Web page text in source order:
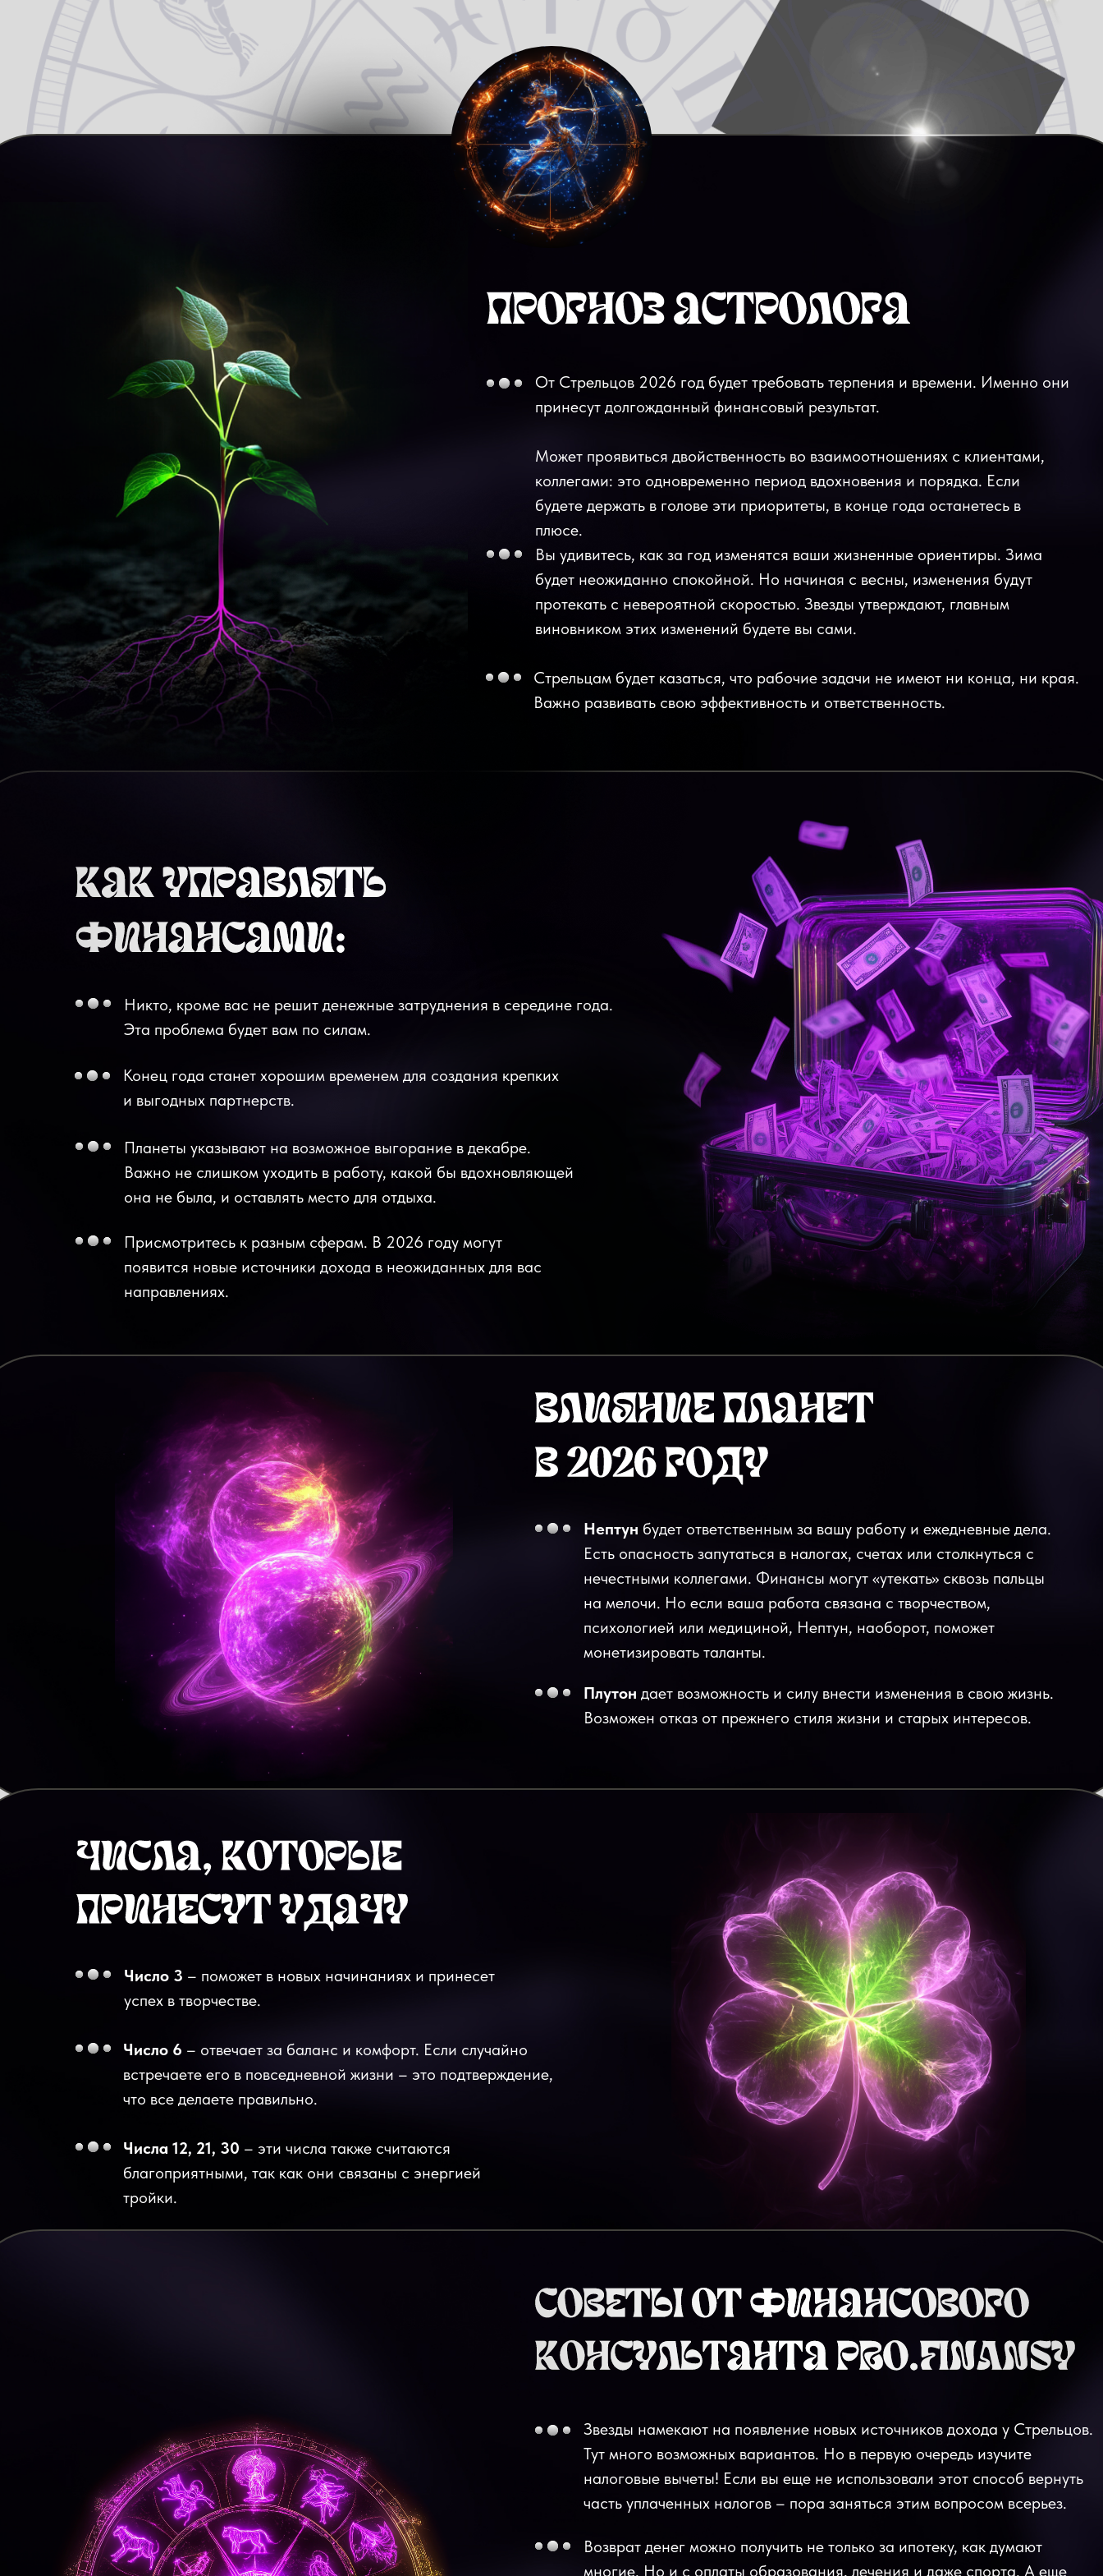
Планеты указывают на возможное выгорание в декабре.
Важно не слишком уходить в работу, какой бы вдохновляющей
она не была, и оставлять место для отдыха.
Присмотритесь к разным сферам. В 2026 году могут
появится новые источники дохода в неожиданных для вас
направлениях.
Никто, кроме вас не решит денежные затруднения в середине года.
Эта проблема будет вам по силам.
Конец года станет хорошим временем для создания крепких
и выгодных партнерств.
Вы удивитесь, как за год изменятся ваши жизненные ориентиры. Зима
будет неожиданно спокойной. Но начиная с весны, изменения будут
протекать с невероятной скоростью. Звезды утверждают, главным
виновником этих изменений будете вы сами.
От Стрельцов 2026 год будет требовать терпения и времени. Именно они
принесут долгожданный финансовый результат.
Может проявиться двойственность во взаимоотношениях с клиентами,
коллегами: это одновременно период вдохновения и порядка. Если
будете держать в голове эти приоритеты, в конце года останетесь в
плюсе.
Стрельцам будет казаться, что рабочие задачи не имеют ни конца, ни края.
Важно развивать свою эффективность и ответственность.
Нептун будет ответственным за вашу работу и ежедневные дела.
Есть опасность запутаться в налогах, счетах или столкнуться с
нечестными коллегами. Финансы могут «утекать» сквозь пальцы
на мелочи. Но если ваша работа связана с творчеством,
психологией или медициной, Нептун, наоборот, поможет
монетизировать таланты.
Плутон дает возможность и силу внести изменения в свою жизнь.
Возможен отказ от прежнего стиля жизни и старых интересов.
Число 3 – поможет в новых начинаниях и принесет
успех в творчестве.
Число 6 – отвечает за баланс и комфорт. Если случайно
встречаете его в повседневной жизни – это подтверждение,
что все делаете правильно.
Числа 12, 21, 30 – эти числа также считаются
благоприятными, так как они связаны с энергией
тройки.
Возврат денег можно получить не только за ипотеку, как думают
многие. Но и с оплаты образования, лечения и даже спорта. А еще
Звезды намекают на появление новых источников дохода у Стрельцов.
Тут много возможных вариантов. Но в первую очередь изучите
налоговые вычеты! Если вы еще не использовали этот способ вернуть
часть уплаченных налогов – пора заняться этим вопросом всерьез.